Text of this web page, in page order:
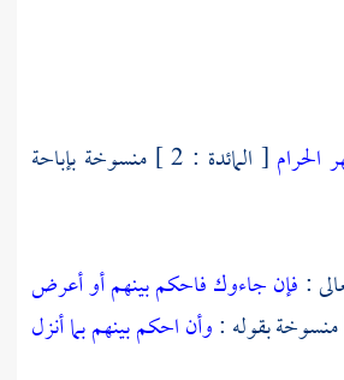
الحرام
[ المائدة : 2 ] منسوخة بإباحة
: فإن جاءوك فاحكم بينهم أو أعرض
وأن احكم بينهم بما أنزل